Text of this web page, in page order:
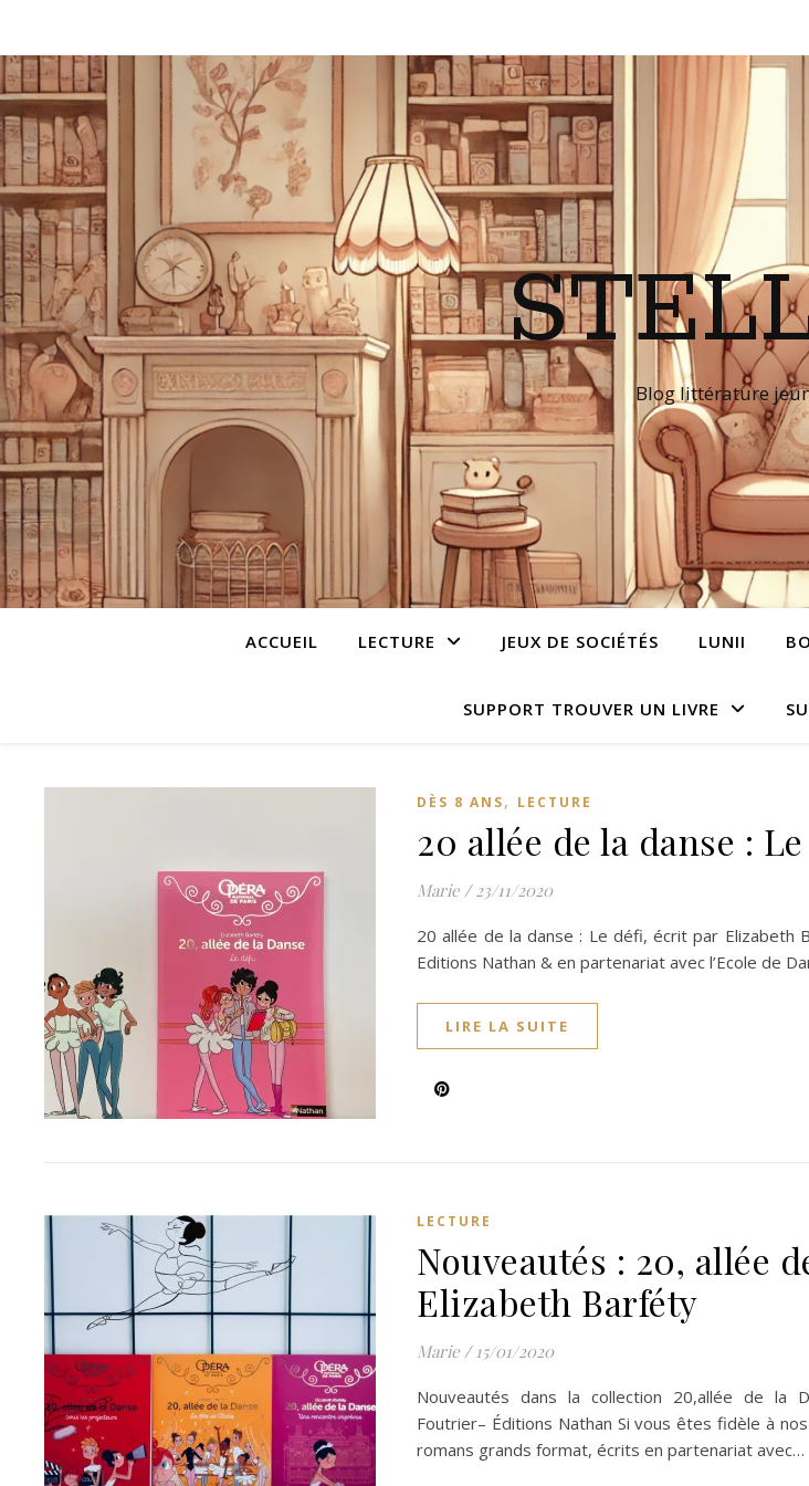
Blog littérature
ACCUEIL LECTURE JEUX DE SOCIÉTÉS LUNII
SUPPORT TROUVER UN LIVRE
DÈS 8 ANS, LECTURE
20 allée de la danse :
Marie / 23/11/2020
20 allée de la danse : Le défi, écrit par Elizabeth
Editions Nathan & en partenariat avec l’Ecole de
LIRE LA SUITE
LECTURE
Nouveautés : 20, allée
Elizabeth Barféty
Marie / 15/01/2020
Nouveautés dans la collection 20,allée de la
Foutrier– Éditions Nathan Si vous êtes fidèle à
romans grands format, écrits en partenariat avec…